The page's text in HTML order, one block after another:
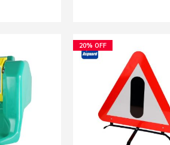
20% OFF